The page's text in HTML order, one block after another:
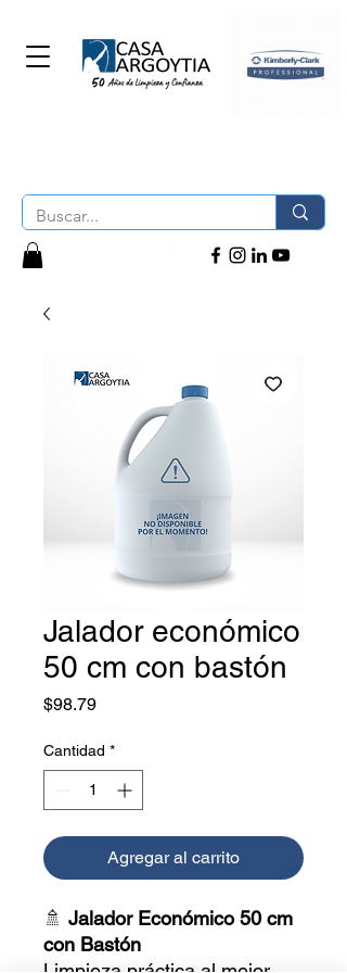
Jalador económico
50 cm con bastón
$98.79Precio
Cantidad *
Agregar al carrito
🚿 Jalador Económico 50 cm
con Bastón